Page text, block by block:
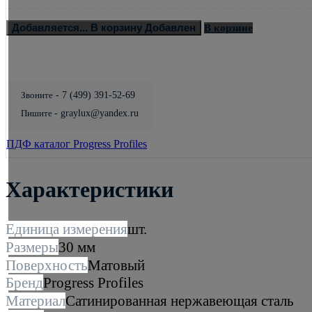
Добавляется... В корзину Добавлен В корзине
Звоните - 7 (499) 391-52-69
Пишите - graylux@yandex.ru
ПДФ каталог Progress Profiles
Характеристики
Единица измеренияшт.
Размеры30 мм
ПоверхностьМатовый
БрендProgress Profiles
МатериалСатинированная нержавеющая сталь